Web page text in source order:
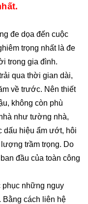
đe dọa đến cuộc
trọng nhất là đe
trong gia đình.
qua thời gian dài,
về trước. Nên thiết
không còn phù
như tường nhà,
dấu hiệu ẩm ướt, hôi
trầm trọng. Do
đầu của toàn công
phục những nguy
Bằng cách liên hệ